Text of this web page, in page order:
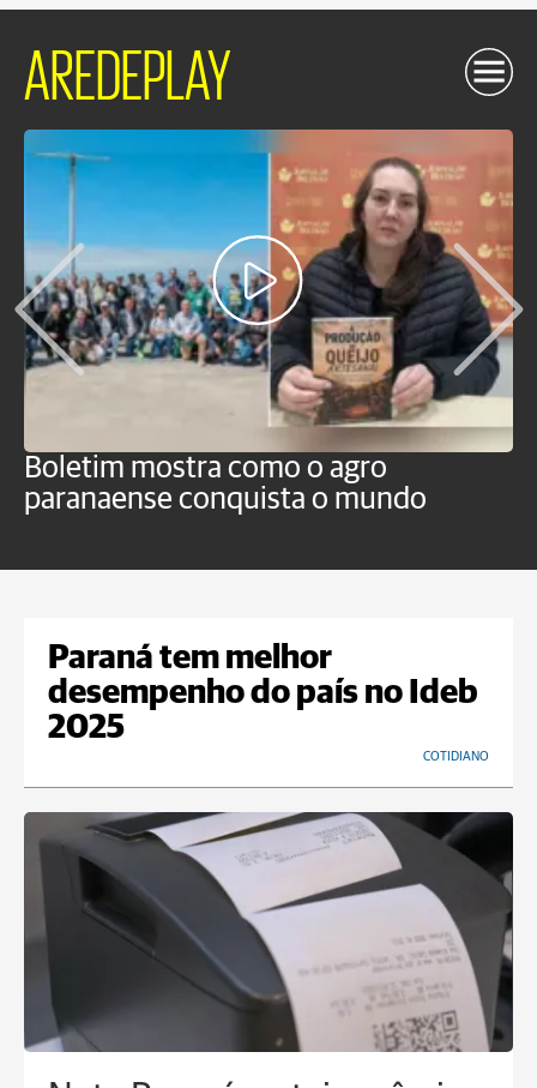
AREDEPLAY
Boletim mostra como o agro
paranaense conquista o mundo
Paraná tem melhor
desempenho do país no Ideb
2025
COTIDIANO